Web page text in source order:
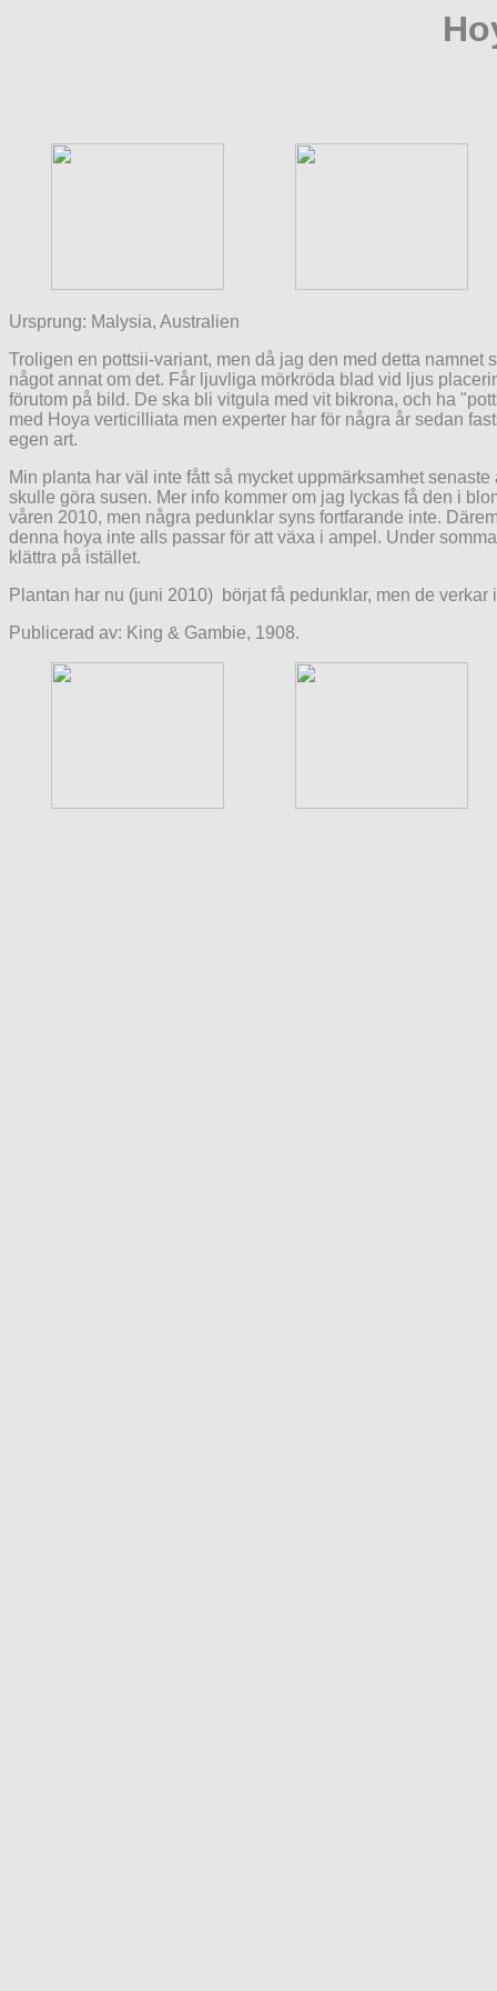
Ursprung: Malysia, Australien
Troligen en pottsii-variant, men då jag den med detta namnet
något annat om det. Får ljuvliga mörkröda blad vid ljus
förutom på bild. De ska bli vitgula med vit bikrona, och ha
med Hoya verticilliata men experter har för några år sedan
egen art.
Min planta har väl inte fått så mycket uppmärksamhet
skulle göra susen. Mer info kommer om jag lyckas få den i
våren 2010, men några pedunklar syns fortfarande inte.
denna hoya inte alls passar för att växa i ampel. Under
klättra på istället.
Plantan har nu (juni 2010) börjat få pedunklar, men de verkar
Publicerad av: King & Gambie, 1908.